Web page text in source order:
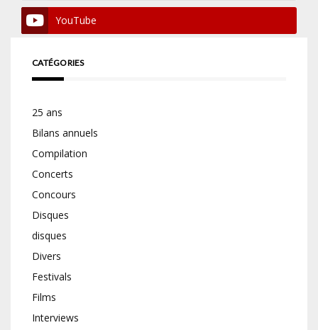
YouTube
CATÉGORIES
25 ans
Bilans annuels
Compilation
Concerts
Concours
Disques
disques
Divers
Festivals
Films
Interviews